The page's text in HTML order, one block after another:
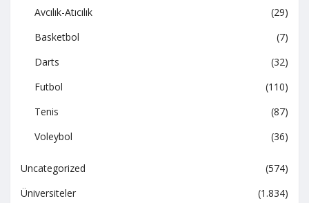
Avcılık-Atıcılık
(29)
Basketbol
(7)
Darts
(32)
Futbol
(110)
Tenis
(87)
Voleybol
(36)
Uncategorized
(574)
Üniversiteler
(1.834)